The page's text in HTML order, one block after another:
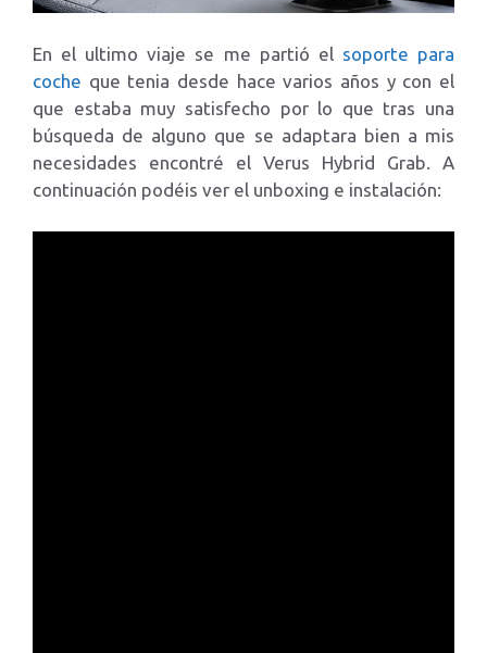
En el ultimo viaje se me partió el soporte para
coche que tenia desde hace varios años y con el
que estaba muy satisfecho por lo que tras una
búsqueda de alguno que se adaptara bien a mis
necesidades encontré el Verus Hybrid Grab. A
continuación podéis ver el unboxing e instalación: